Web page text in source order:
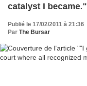
catalyst I became."
Publié le 17/02/2011 à 21:36
Par The Bursar